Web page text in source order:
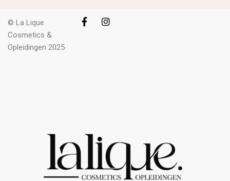
© La Lique
Cosmetics &
Opleidingen 2025